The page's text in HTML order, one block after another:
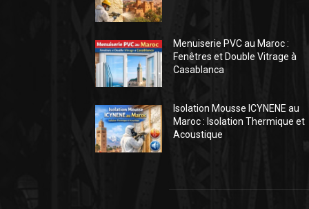
Menuiserie PVC au Maroc :
Fenêtres et Double Vitrage à
Casablanca
Isolation Mousse ICYNENE au
Maroc : Isolation Thermique et
Acoustique